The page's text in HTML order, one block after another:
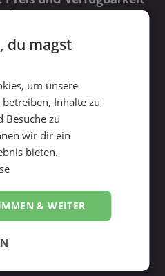
du magst
um unsere
Inhalte zu
Besuche zu
wir dir ein
bieten.
& WEITER